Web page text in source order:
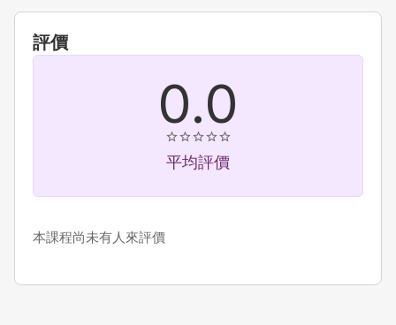
評價
0.0
平均評價
本課程尚未有人來評價